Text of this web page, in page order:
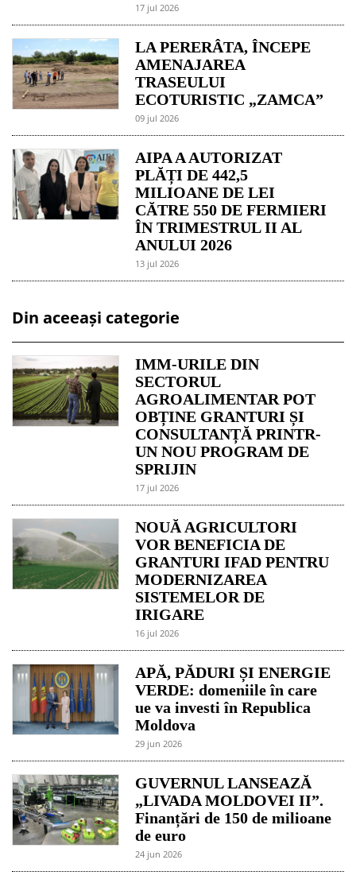
17 jul 2026
LA PERERÂTA, ÎNCEPE
AMENAJAREA
TRASEULUI
ECOTURISTIC „ZAMCA”
09 jul 2026
AIPA A AUTORIZAT
PLĂȚI DE 442,5
MILIOANE DE LEI
CĂTRE 550 DE FERMIERI
ÎN TRIMESTRUL II AL
ANULUI 2026
13 jul 2026
Din aceeași categorie
IMM-URILE DIN
SECTORUL
AGROALIMENTAR POT
OBȚINE GRANTURI ȘI
CONSULTANȚĂ PRINTR-
UN NOU PROGRAM DE
SPRIJIN
17 jul 2026
NOUĂ AGRICULTORI
VOR BENEFICIA DE
GRANTURI IFAD PENTRU
MODERNIZAREA
SISTEMELOR DE
IRIGARE
16 jul 2026
APĂ, PĂDURI ȘI ENERGIE
VERDE: domeniile în care
ue va investi în Republica
Moldova
29 jun 2026
GUVERNUL LANSEAZĂ
„LIVADA MOLDOVEI II”.
Finanțări de 150 de milioane
de euro
24 jun 2026